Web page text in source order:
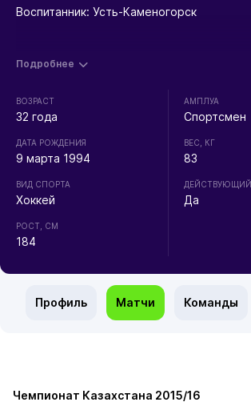
Воспитанник: Усть-Каменогорск
Подробнее
ВОЗРАСТ
32 года
ДАТА РОЖДЕНИЯ
9 марта 1994
ВИД СПОРТА
Хоккей
РОСТ, СМ
184
АМПЛУА
Спортсмен
ВЕС, КГ
83
ДЕЙСТВУЮЩИЙ
Да
Профиль Матчи Команды
Чемпионат Казахстана 2015/16